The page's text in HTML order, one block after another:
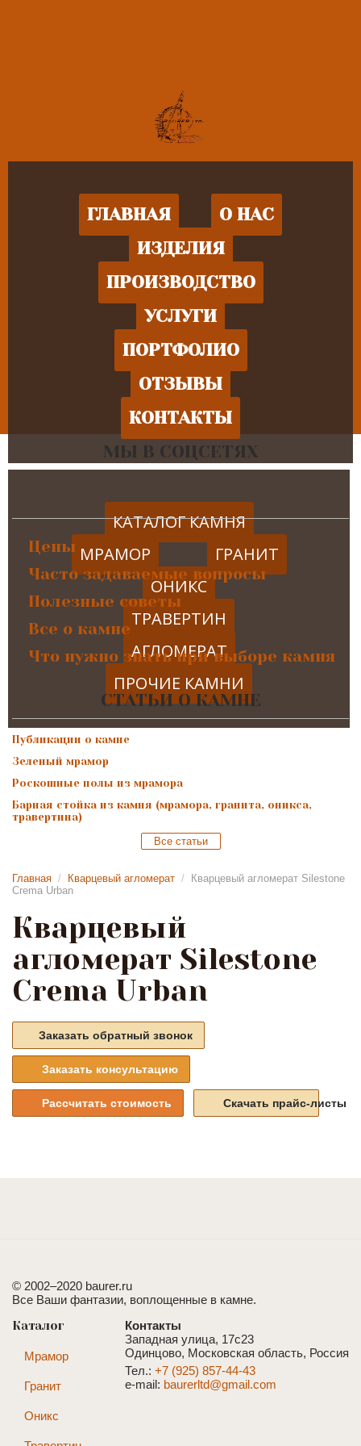
ГЛАВНАЯ
О НАС
ИЗДЕЛИЯ
ПРОИЗВОДСТВО
УСЛУГИ
ПОРТФОЛИО
ОТЗЫВЫ
КОНТАКТЫ
КАТАЛОГ КАМНЯ
МРАМОР
ГРАНИТ
ОНИКС
ТРАВЕРТИН
АГЛОМЕРАТ
ПРОЧИЕ КАМНИ
МЫ В СОЦСЕТЯХ
Цены
Часто задаваемые вопросы
Полезные советы
Все о камне
Что нужно знать при выборе камня
СТАТЬИ О КАМНЕ
Публикации о камне
Зеленый мрамор
Роскошные полы из мрамора
Барная стойка из камня (мрамора, гранита, оникса,
травертина)
Все статьи
Главная / Кварцевый агломерат /
Кварцевый агломерат Silestone
Crema Urban
Кварцевый
агломерат Silestone
Crema Urban
Заказать обратный звонок
Заказать консультацию
Рассчитать стоимость Скачать прайс-листы
© 2002–2020 baurer.ru
Все Ваши фантазии, воплощенные в камне.
Контакты
Западная улица, 17с23
Одинцово, Московская область, Россия
Тел.: +7 (925) 857-44-43
e-mail: baurerltd@gmail.com
Каталог
Мрамор
Гранит
Оникс